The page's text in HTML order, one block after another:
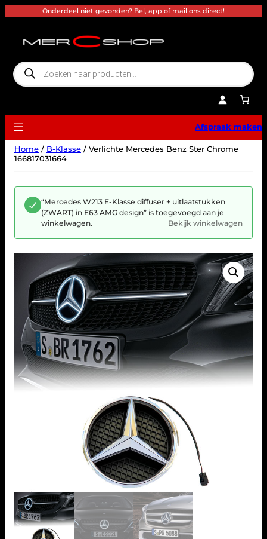
Onderdeel niet gevonden? Bel, app of mail ons direct!
P
r
o
n
o
e
k
Afspraak maken
Home / B-Klasse / Verlichte Mercedes Benz Ster Chrome
166817031664
“Mercedes W213 E-Klasse diffuser + uitlaatstukken
(ZWART) in E63 AMG design” is toegevoegd aan je
winkelwagen.
Bekijk winkelwagen